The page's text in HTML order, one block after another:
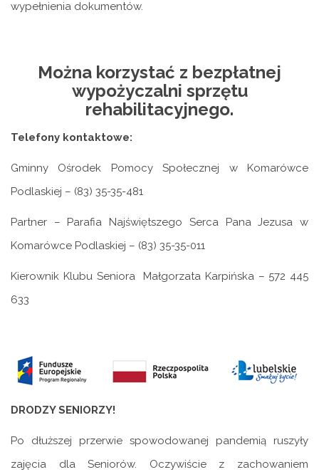
wypełnienia dokumentów.
Można korzystać z bezpłatnej
wypożyczalni sprzętu
rehabilitacyjnego.
Telefony kontaktowe:
Gminny Ośrodek Pomocy Społecznej w Komarówce
Podlaskiej – (83) 35-35-481
Partner – Parafia Najświętszego Serca Pana Jezusa w
Komarówce Podlaskiej – (83) 35-35-011
Kierownik Klubu Seniora Małgorzata Karpińska – 572 445
633
DRODZY SENIORZY!
Po dłuższej przerwie spowodowanej pandemią ruszyły
zajęcia dla Seniorów. Oczywiście z zachowaniem